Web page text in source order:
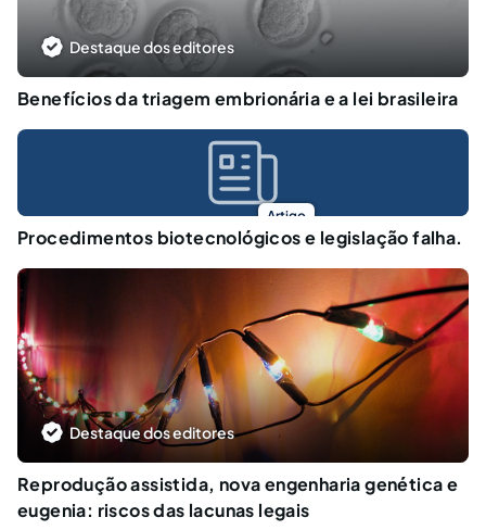
Destaque dos editores
Benefícios da triagem embrionária e a lei brasileira
Artigo
Procedimentos biotecnológicos e legislação falha.
Destaque dos editores
Reprodução assistida, nova engenharia genética e
eugenia: riscos das lacunas legais